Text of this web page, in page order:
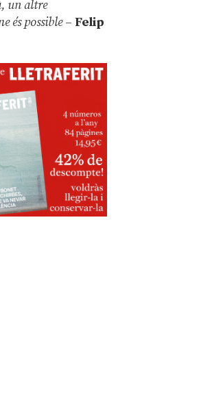
un altre
és possible – Felip